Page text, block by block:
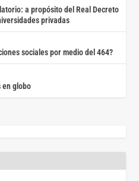
a propósito del Real Decreto
privadas
sociales por medio del 464?
en globo